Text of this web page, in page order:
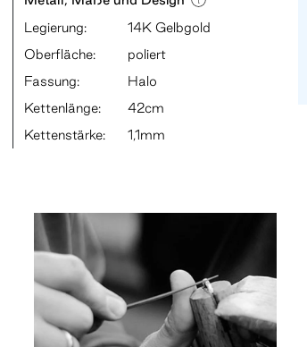
Legierung:
14K Gelbgold
Oberfläche:
poliert
Fassung:
Halo
Kettenlänge:
42cm
Kettenstärke:
1,1mm